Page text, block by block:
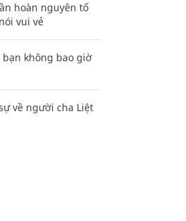
hoàn nguyên tố
vui vẻ
không bao giờ
về người cha Liệt